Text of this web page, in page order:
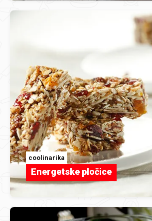
coolinarika
Energetske pločice